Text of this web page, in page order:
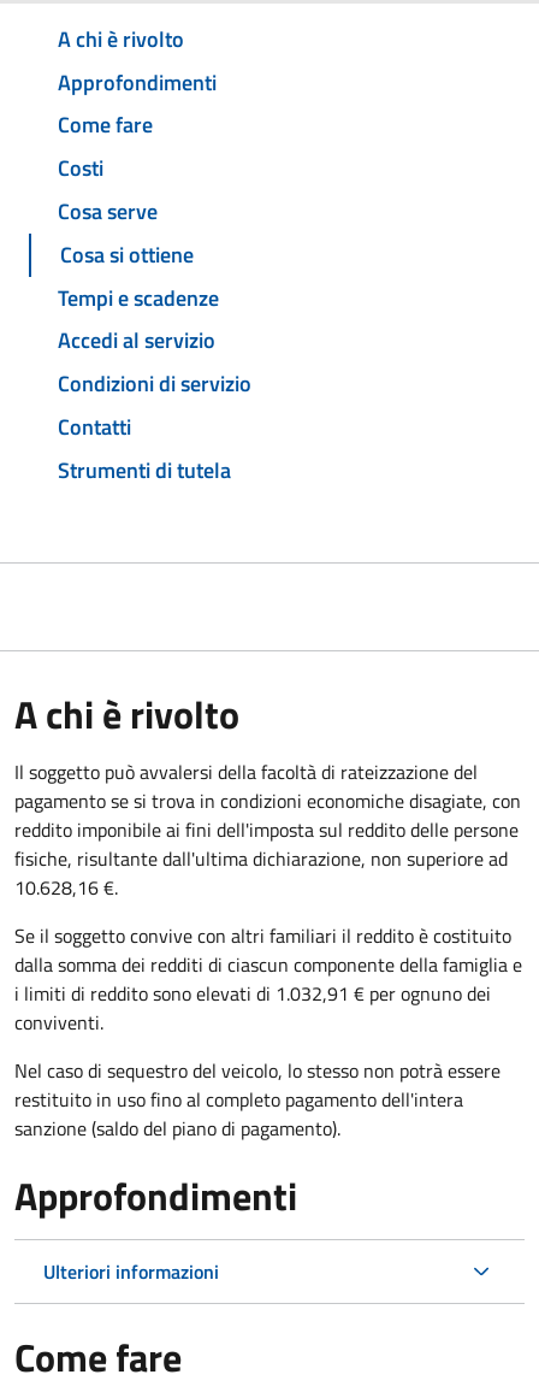
A chi è rivolto
Approfondimenti
Come fare
Costi
Cosa serve
Cosa si ottiene
Tempi e scadenze
Accedi al servizio
Condizioni di servizio
Contatti
Strumenti di tutela
A chi è rivolto
Il soggetto può avvalersi della facoltà di rateizzazione del
pagamento se si trova in condizioni economiche disagiate, con
reddito imponibile ai fini dell'imposta sul reddito delle persone
fisiche, risultante dall'ultima dichiarazione, non superiore ad
10.628,16 €.
Se il soggetto convive con altri familiari il reddito è costituito
dalla somma dei redditi di ciascun componente della famiglia e
i limiti di reddito sono elevati di 1.032,91 € per ognuno dei
conviventi.
Nel caso di sequestro del veicolo, lo stesso non potrà essere
restituito in uso fino al completo pagamento dell'intera
sanzione (saldo del piano di pagamento).
Approfondimenti
Ulteriori informazioni
Come fare